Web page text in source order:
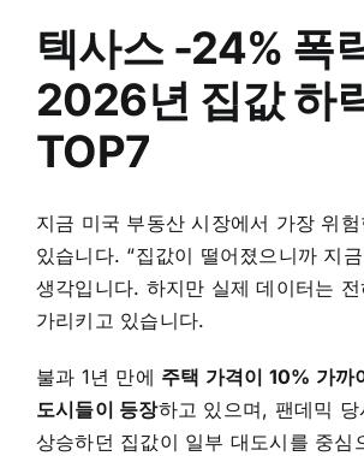
텍사스 -24% 폭
2026년 집값 하
TOP7
지금 미국 부동산 시장에서 가장 위
있습니다. “집값이 떨어졌으니까 지
생각입니다. 하지만 실제 데이터는
가리키고 있습니다.
불과 1년 만에 주택 가격이 10% 가까
도시들이 등장하고 있으며, 팬데믹 당
상승하던 집값이 일부 대도시를 중심